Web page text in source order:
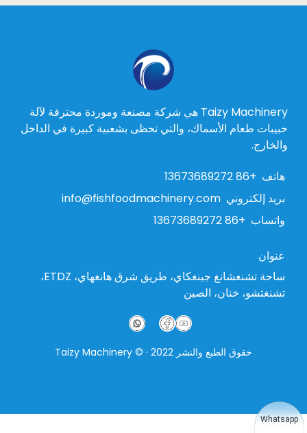
Taizy Machinery هي شركة مصنعة وموردة محترفة لآلة
حبيبات طعام الأسماك، والتي تحظى بشعبية كبيرة في الداخل
والخارج.
هاتف +86 13673689272
بريد إلكتروني info@fishfoodmachinery.com
واتساب +86 13673689272
عنوان
ساحة تشنغشانغ جينغكاي، طريق شرق هانغهاي، ETDZ،
تشنغتشو، خنان، الصين
حقوق الطبع والنشر 2022 · © Taizy Machinery